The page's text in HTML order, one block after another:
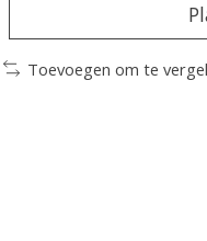
Toevoegen om te